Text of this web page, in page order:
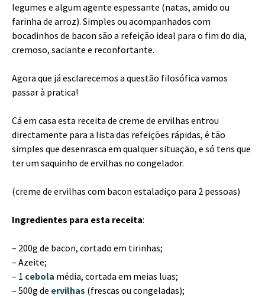
legumes e algum agente espessante (natas, amido ou
farinha de arroz). Simples ou acompanhados com
bocadinhos de bacon são a refeição ideal para o fim do dia,
cremoso, saciante e reconfortante.
Agora que já esclarecemos a questão filosófica vamos
passar à pratica!
Cá em casa esta receita de creme de ervilhas entrou
directamente para a lista das refeições rápidas, é tão
simples que desenrasca em qualquer situação, e só tens que
ter um saquinho de ervilhas no congelador.
(creme de ervilhas com bacon estaladiço para 2 pessoas)
Ingredientes para esta receita:
– 200g de bacon, cortado em tirinhas;
– Azeite;
– 1 cebola média, cortada em meias luas;
– 500g de ervilhas (frescas ou congeladas);